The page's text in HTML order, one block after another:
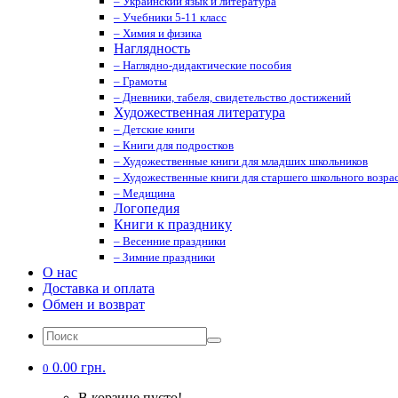
– Учебники 5-11 класс
– Химия и физика
Наглядность
– Наглядно-дидактические пособия
– Грамоты
– Дневники, табеля, свидетельство достижений
Художественная литература
– Детские книги
– Книги для подростков
– Художественные книги для младших школьников
– Художественные книги для старшего школьного
– Медицина
Логопедия
Книги к празднику
– Весенние праздники
– Зимние праздники
О нас
Доставка и оплата
Обмен и возврат
0 0.00 грн.